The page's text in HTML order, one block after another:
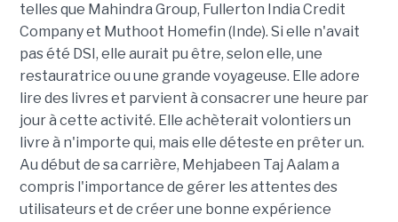
telles que Mahindra Group, Fullerton India Credit
Company et Muthoot Homefin (Inde). Si elle n'avait
pas été DSI, elle aurait pu être, selon elle, une
restauratrice ou une grande voyageuse. Elle adore
lire des livres et parvient à consacrer une heure par
jour à cette activité. Elle achèterait volontiers un
livre à n'importe qui, mais elle déteste en prêter un.
Au début de sa carrière, Mehjabeen Taj Aalam a
compris l'importance de gérer les attentes des
utilisateurs et de créer une bonne expérience